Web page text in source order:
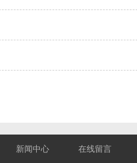
新闻中心 在线留言